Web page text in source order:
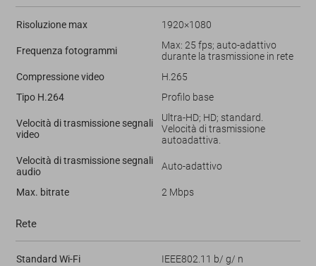
Risoluzione max 1920×1080
Frequenza fotogrammi
Max: 25 fps; auto-adattivo
durante la trasmissione in rete
Compressione video
H.265
Tipo H.264
Profilo base
Velocità di trasmissione segnali
video
Ultra-HD; HD; standard.
Velocità di trasmissione
autoadattiva.
Velocità di trasmissione segnali
audio
Auto-adattivo
Max. bitrate 2 Mbps
Rete
Standard Wi-Fi
IEEE802.11 b/ g/ n